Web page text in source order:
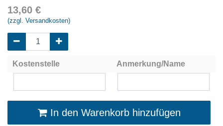
13,60 €
(zzgl. Versandkosten)
Kostenstelle Anmerkung/Name
In den Warenkorb hinzufügen